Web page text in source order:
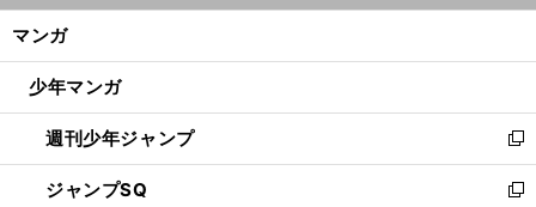
ン
ウ
開
く
マンガ
少年マンガ
週刊少年ジャンプ
新
し
い
ジャンプSQ
新